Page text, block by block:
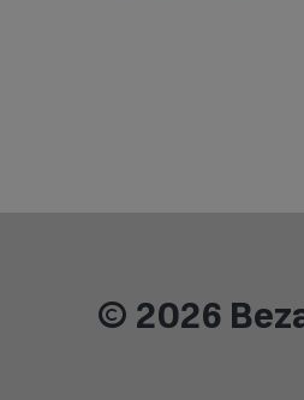
© 2026